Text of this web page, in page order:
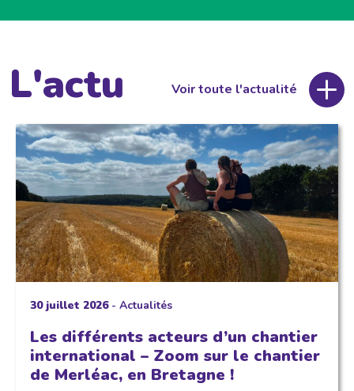
L'actu Voir toute l'actualité
30 juillet 2026- Actualités
Les différents acteurs d’un chantier
international – Zoom sur le chantier
de Merléac, en Bretagne !